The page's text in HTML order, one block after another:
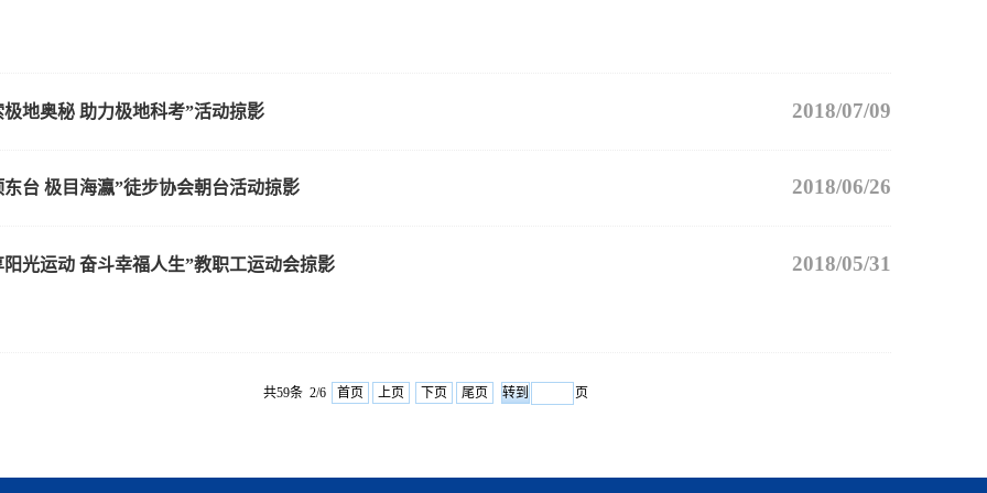
极地奥秘 助力极地科考”活动掠影 2018/07/09
东台 极目海瀛”徒步协会朝台活动掠影 2018/06/26
阳光运动 奋斗幸福人生”教职工运动会掠影 2018/05/31
共59条 2/6 首页 上页 下页 尾页 页